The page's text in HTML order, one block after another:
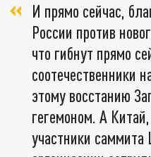
И прямо сейчас,
России против
что гибнут прямо
соотечественники
этому восстанию
гегемоном. А
участники